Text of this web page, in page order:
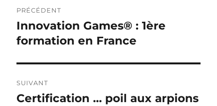
de
l’article
PRÉCÉDENT
Publication
précédente :
Innovation Games® : 1ère
formation en France
SUIVANT
Publication
Certification … poil aux arpions